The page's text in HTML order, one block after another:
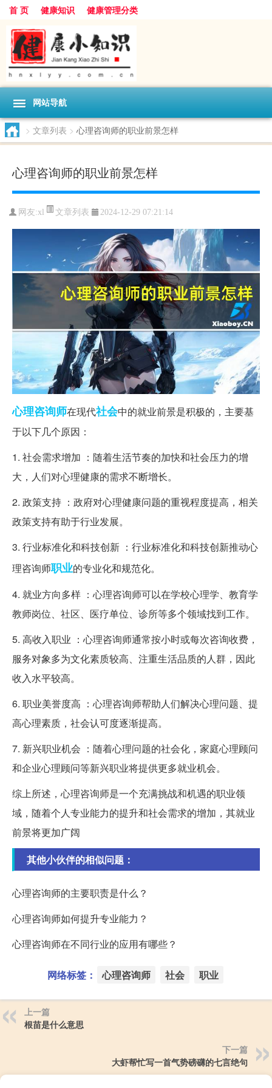
首 页 健康知识 健康管理分类
网站导航
> 文章列表 > 心理咨询师的职业前景怎样
心理咨询师的职业前景怎样
网友:xl 文章列表 2024-12-29 07:21:14
心理咨询师在现代社会中的就业前景是积极的，主要基
于以下几个原因：
1. 社会需求增加 ：随着生活节奏的加快和社会压力的增
大，人们对心理健康的需求不断增长。
2. 政策支持 ：政府对心理健康问题的重视程度提高，相关
政策支持有助于行业发展。
3. 行业标准化和科技创新 ：行业标准化和科技创新推动心
理咨询师职业的专业化和规范化。
4. 就业方向多样 ：心理咨询师可以在学校心理学、教育学
教师岗位、社区、医疗单位、诊所等多个领域找到工作。
5. 高收入职业 ：心理咨询师通常按小时或每次咨询收费，
服务对象多为文化素质较高、注重生活品质的人群，因此
收入水平较高。
6. 职业美誉度高 ：心理咨询师帮助人们解决心理问题、提
高心理素质，社会认可度逐渐提高。
7. 新兴职业机会 ：随着心理问题的社会化，家庭心理顾问
和企业心理顾问等新兴职业将提供更多就业机会。
综上所述，心理咨询师是一个充满挑战和机遇的职业领
域，随着个人专业能力的提升和社会需求的增加，其就业
前景将更加广阔
其他小伙伴的相似问题：
心理咨询师的主要职责是什么？
心理咨询师如何提升专业能力？
心理咨询师在不同行业的应用有哪些？
网络标签： 心理咨询师 社会 职业
上一篇
根苗是什么意思
下一篇
大虾帮忙写一首气势磅礴的七言绝句